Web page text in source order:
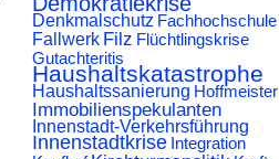
Denkmalschutz Fachhochschule
Fallwerk Filz Flüchtlingskrise
Gutachteritis
Haushaltskatastrophe
Haushaltssanierung Hoffmeister
Immobilienspekulanten
Innenstadt-Verkehrsführung
Innenstadtkrise Integration